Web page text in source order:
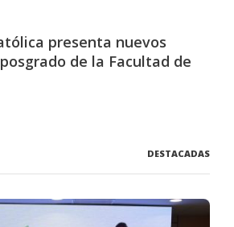
presenta nuevos
de la Facultad de
DESTACADAS